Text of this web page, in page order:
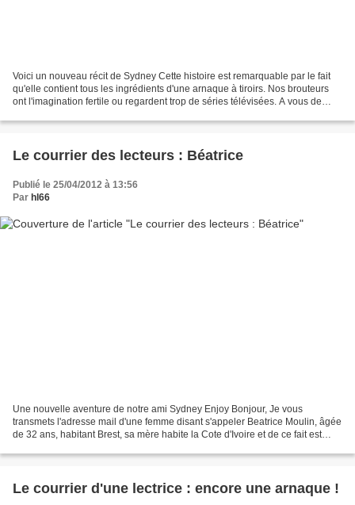
Voici un nouveau récit de Sydney Cette histoire est remarquable par le fait
qu'elle contient tous les ingrédients d'une arnaque à tiroirs. Nos brouteurs
ont l'imagination fertile ou regardent trop de séries télévisées. A vous de
Le courrier des lecteurs : Béatrice
Publié le 25/04/2012 à 13:56
Par hl66
Une nouvelle aventure de notre ami Sydney Enjoy Bonjour, Je vous
transmets l'adresse mail d'une femme disant s'appeler Beatrice Moulin, âgée
de 32 ans, habitant Brest, sa mère habite la Cote d'Ivoire et de ce fait est
Le courrier d'une lectrice : encore une arnaque !